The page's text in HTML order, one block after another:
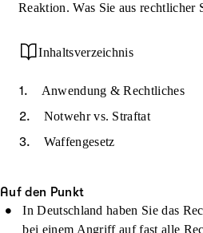
Reaktion. Was Sie aus rechtlicher
Inhaltsverzeichnis
Anwendung & Rechtliches
Notwehr vs. Straftat
Waffengesetz
Auf den Punkt
In Deutschland haben Sie das
bei einem Angriff auf fast alle